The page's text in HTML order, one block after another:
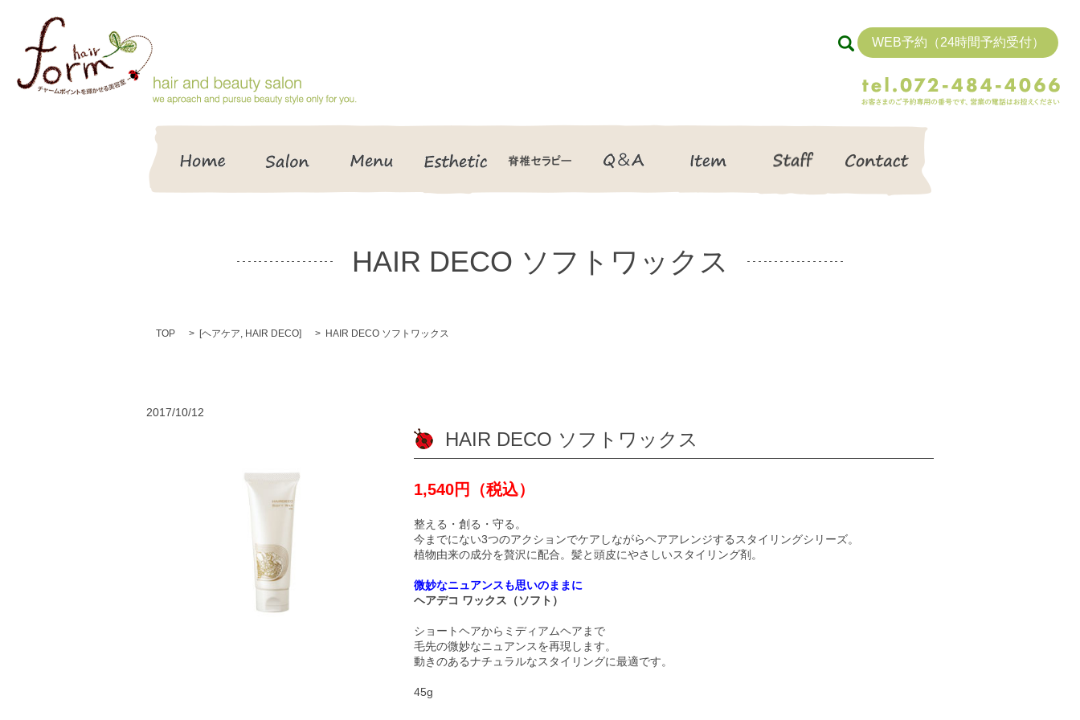
HOME Salon Menu Esthetic 脊椎セラピー Q＆A Staff
WEB予約（24時間予約受付）
search
HAIR DECO ソフトワックス
TOP [ヘアケア HAIR DECO] HAIR DECO ソフトワックス
2017/10/12
HAIR DECO ソフトワックス
1,540円（税込）
整える・創る・守る。
今までにない3つのアクションでケアしながらヘアアレンジするスタイリングシリーズ。
植物由来の成分を贅沢に配合。髪と頭皮にやさしいスタイリング剤。
微妙なニュアンスも思いのままに
ヘアデコ ワックス（ソフト）
ショートヘアからミディアムヘアまで
毛先の微妙なニュアンスを再現します。
動きのあるナチュラルなスタイリングに最適です。
45g